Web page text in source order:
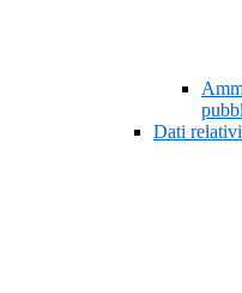
Dati